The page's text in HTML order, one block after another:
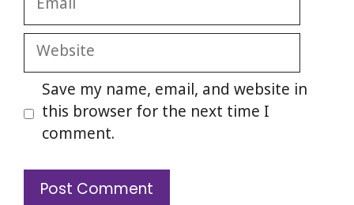
Website
Save my name, email, and website in
this browser for the next time I
comment.